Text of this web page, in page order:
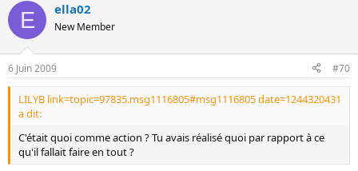
E ella02
New Member
6 Juin 2009 #70
LILYB link=topic=97835.msg1116805#msg1116805 date=1244320431
a dit:
C'était quoi comme action ? Tu avais réalisé quoi par rapport à ce
qu'il fallait faire en tout ?